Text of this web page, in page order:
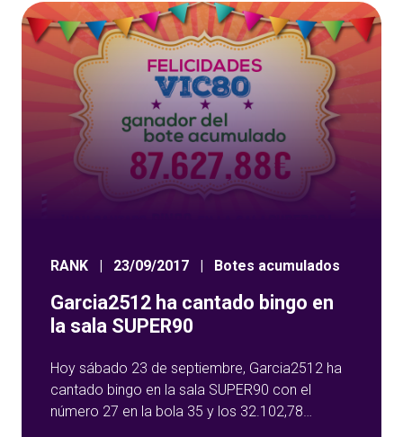
nuestras salas de
RANK 23/09/2017 Botes acumulados
Garcia2512 ha cantado bingo en
la sala SUPER90
Hoy sábado 23 de septiembre, Garcia2512 ha
cantado bingo en la sala SUPER90 con el
número 27 en la bola 35 y los 32.102,78